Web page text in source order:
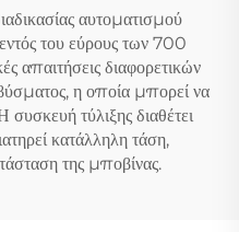
αυτοματισμού
του εύρους των 700
απαιτήσεις διαφορετικών
η οποία μπορεί να
τύλιξης διαθέτει
κατάλληλη τάση,
της μποβίνας.